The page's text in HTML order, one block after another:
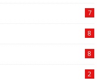
7
8
8
2